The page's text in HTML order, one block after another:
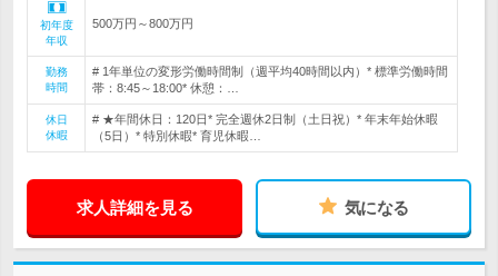
初年度
年収
500万円～800万円
勤務
時間
# 1年単位の変形労働時間制（週平均40時間以内）* 標準労働時間
帯：8:45～18:00* 休憩：…
休日
休暇
# ★年間休日：120日* 完全週休2日制（土日祝）* 年末年始休暇
（5日）* 特別休暇* 育児休暇…
求人詳細を見る 気になる